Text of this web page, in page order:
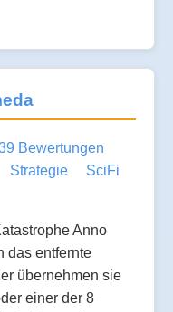
Bewertungen
Strategie
SciFi
Anno
das entfernte
übernehmen sie
einer der 8